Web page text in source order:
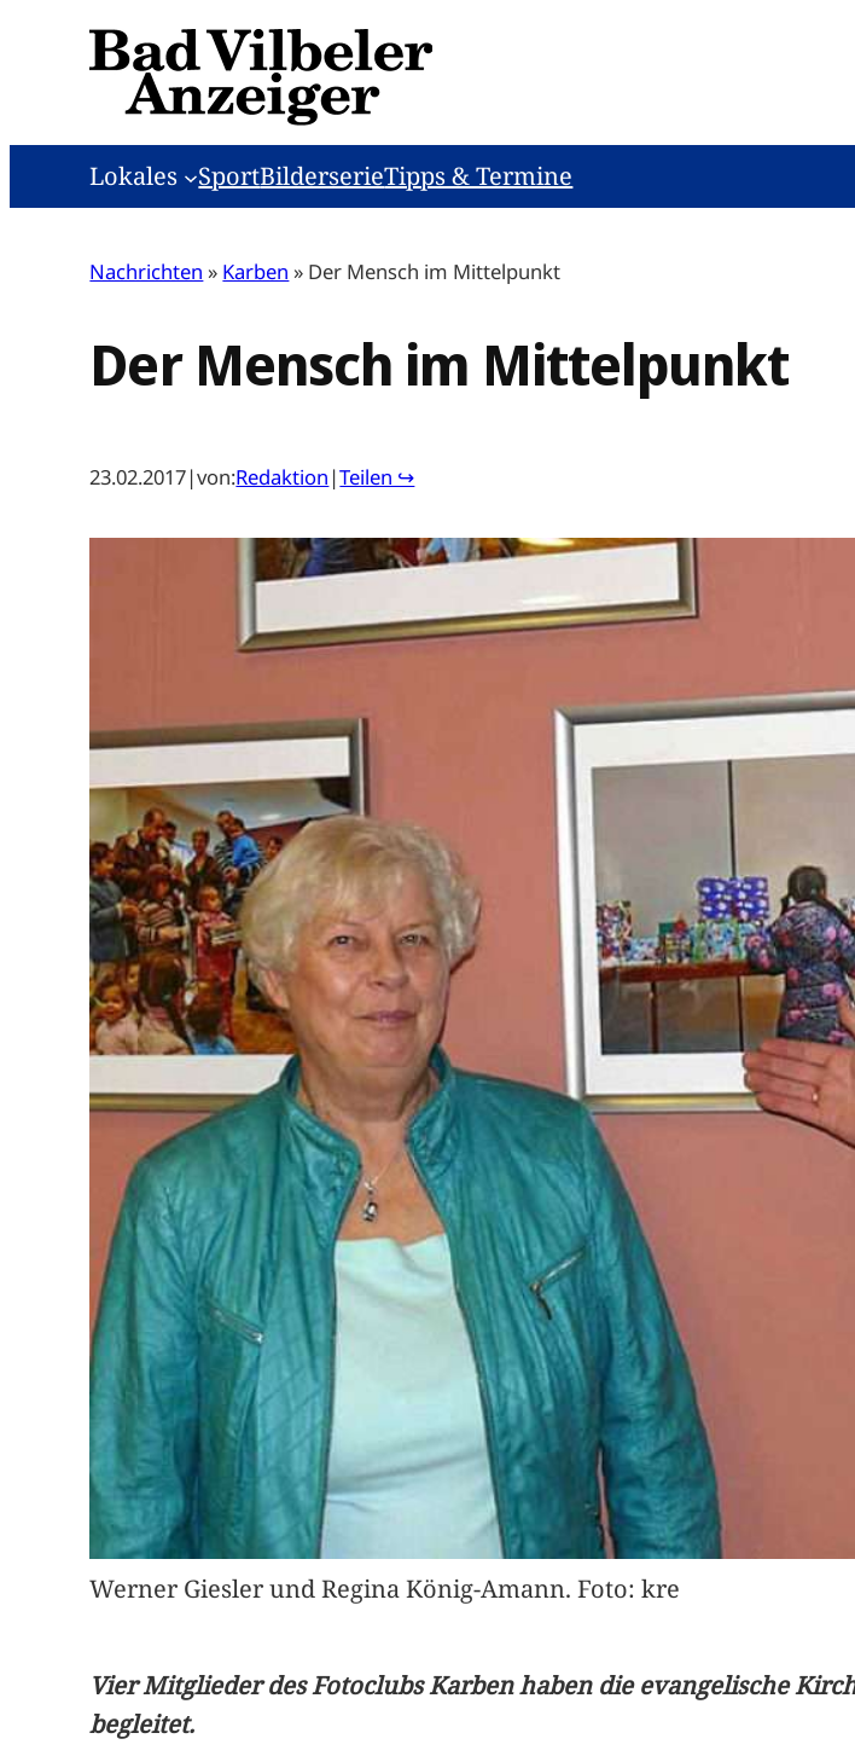
Lokales SportBilderserieTipps & Termine
Nachrichten » Karben » Der Mensch im Mittelpunkt
Der Mensch im Mittelpunkt
23.02.2017|von:Redaktion |Teilen ↪
Werner Giesler und Regina König-Amann. Foto: kre
Vier Mitglieder des Fotoclubs Karben haben die evangelische
begleitet.